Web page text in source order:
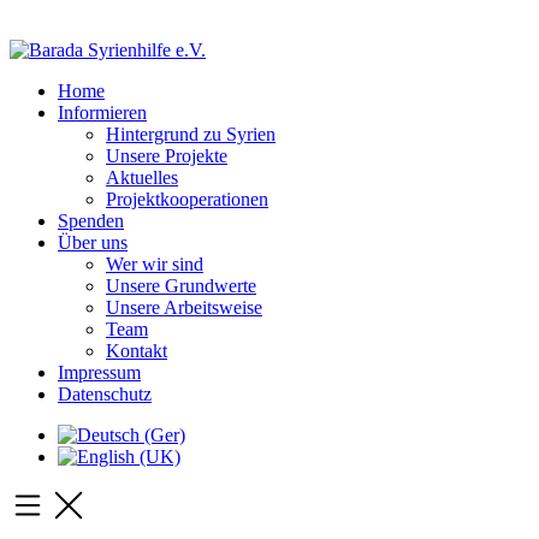
Home
Informieren
Hintergrund zu Syrien
Unsere Projekte
Aktuelles
Projektkooperationen
Spenden
Über uns
Wer wir sind
Unsere Grundwerte
Unsere Arbeitsweise
Team
Kontakt
Impressum
Datenschutz